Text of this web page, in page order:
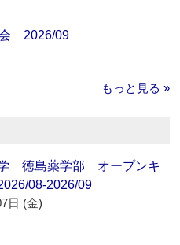
2026/09
もっと見る »
徳島薬学部 オープンキ
08-2026/09
日 (金)